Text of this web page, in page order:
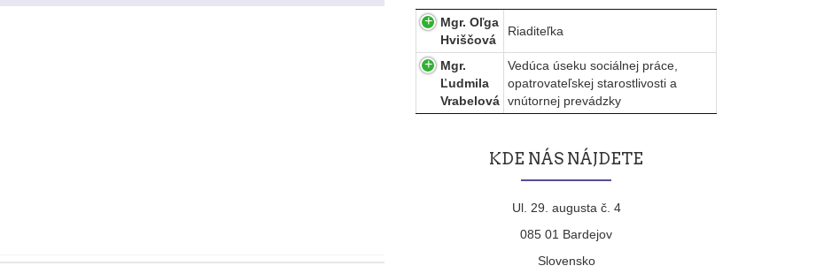
Mgr. Oľga
Hviščová
Riaditeľka
Mgr.
Ľudmila
Vrabelová
Vedúca úseku sociálnej práce,
opatrovateľskej starostlivosti a
vnútornej prevádzky
KDE NÁS NÁJDETE
Ul. 29. augusta č. 4
085 01 Bardejov
Slovensko